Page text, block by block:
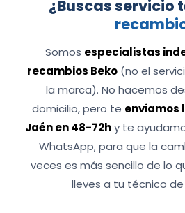
¿Buscas servicio
Somos especialistas
recambios Beko (no el
la marca). No hacemos
domicilio, pero te enviamos
Jaén en 48-72hy te
WhatsApp, para que la
veces es más sencillo de lo
lleves a tu técnico